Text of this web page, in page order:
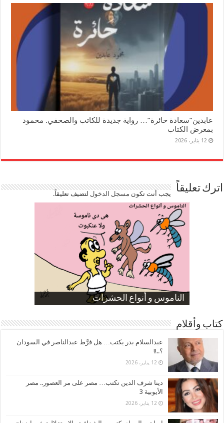
عابدين”سعادة حائرة”… رواية جديدة للكاتب والصحفي. محمود
بمعرض الكتاب
12 يناير، 2026
اترك تعليقاً يجب أنت تكون مسجل الدخوللتضيف تعليقاً.
الناموس و أنواع الحشرات
الموظفين بعد ارتفاع الأسعار
ارتفاع نسبة الطلاق في مصر
صورة كاركاتيرية
صورة كاركاتيرية
كتاب وأقلام
عبدالسلام بدر يكتب… هل فرَّط عبدالناصر في السودان
؟..!!
12 يناير، 2026
دينا شرف الدين تكتب… مصر على مر العصور.. مصر
الأيوبية 3
12 يناير، 2026